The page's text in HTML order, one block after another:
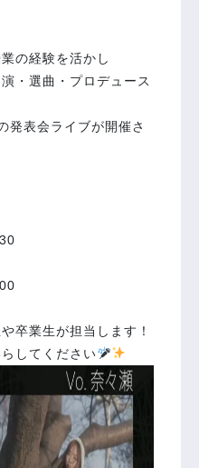
の経験を活かし
・選曲・プロデュース
発表会ライブが開催さ
卒業生が担当します！
してください